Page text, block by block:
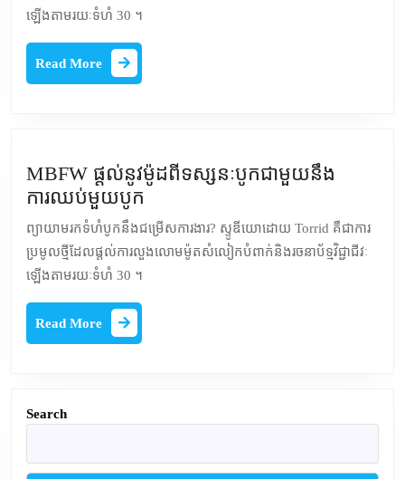
ទំហំបូក
ឡើងតាមរយៈទំហំ 30 ។
Read More
More
MBFW ផ្តល់នូវម៉ូដពីទស្សនៈបូកជាមួយនឹង
ការឈប់មួយបូក
ផ្តល់
នូវ
ព្យាយាមរកទំហំបូកនឹងជម្រើសការងារ? ស្ទូឌីយោដោយ Torrid គឺជាការ
ប្រមូលថ្មីដែលផ្តល់ការលួងលោមម៉ូតសំលៀកបំពាក់និងរចនាប័ទ្មវិជ្ជាជីវៈ
ឡើងតាមរយៈទំហំ 30 ។
Read More
More
Search